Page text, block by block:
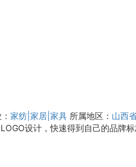
家纺|家居|家具 所属地区： 山西
设计，快速得到自己的品牌